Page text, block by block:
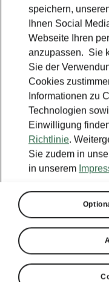
speichern,
Ihnen Social
Webseite Ihren
anzupassen. Sie
Sie der
Cookies
Informationen zu
Technologien
Einwilligung
Richtlinie.
Sie zudem in
in unserem